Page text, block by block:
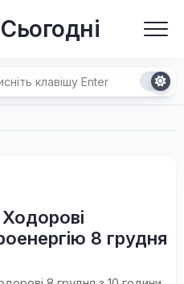
8 грудня